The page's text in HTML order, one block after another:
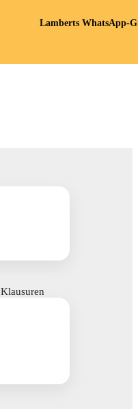
Lamberts WhatsApp-